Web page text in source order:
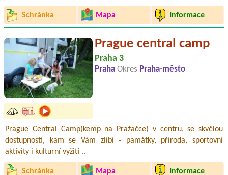
Schránka Mapa Informace
Prague central camp
Praha 3
Praha Okres Praha-město
Prague Central Camp(kemp na Pražačce) v centru, se skvělou
dostupností, kam se Vám zlíbí - památky, příroda, sportovní
aktivity i kulturní vyžití ..
Schránka Mapa Informace